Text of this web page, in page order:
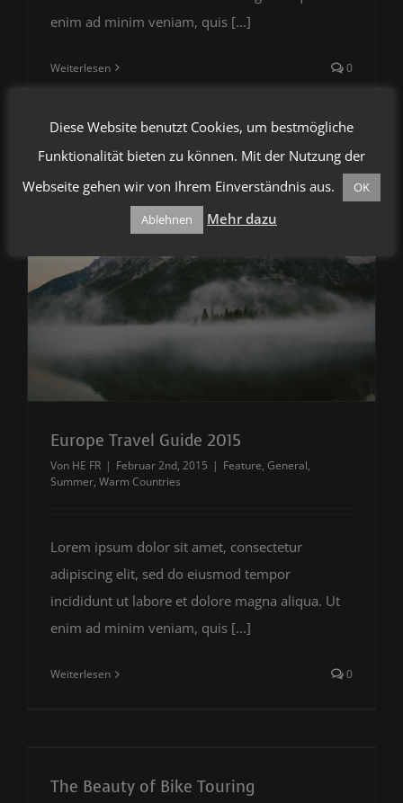
enim ad minim veniam, quis [...]
Weiterlesen 0
Europe Travel Guide 2015
Von HE FR | Februar 2nd, 2015 | Feature, General,
Summer, Warm Countries
Lorem ipsum dolor sit amet, consectetur
adipiscing elit, sed do eiusmod tempor
incididunt ut labore et dolore magna aliqua. Ut
enim ad minim veniam, quis [...]
Weiterlesen 0
The Beauty of Bike Touring
Diese Website benutzt Cookies, um bestmögliche
Funktionalität bieten zu können. Mit der Nutzung der
Webseite gehen wir von Ihrem Einverständnis aus.
OK
Ablehnen
Mehr dazu